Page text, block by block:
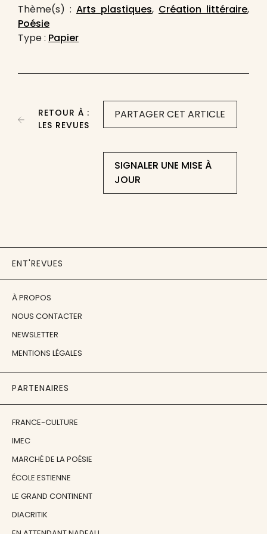
Thème(s) : Arts plastiques, Création littéraire,
Poésie
Type : Papier
PARTAGER CET ARTICLE
SIGNALER UNE MISE À
JOUR
RETOUR À :
LES REVUES
ENT'REVUES
À PROPOS
NOUS CONTACTER
NEWSLETTER
MENTIONS LÉGALES
PARTENAIRES
FRANCE-CULTURE
IMEC
MARCHÉ DE LA POÉSIE
ÉCOLE ESTIENNE
LE GRAND CONTINENT
DIACRITIK